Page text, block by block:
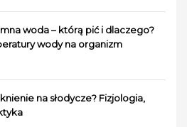
woda – którą pić i dlaczego?
wody na organizm
na słodycze? Fizjologia,